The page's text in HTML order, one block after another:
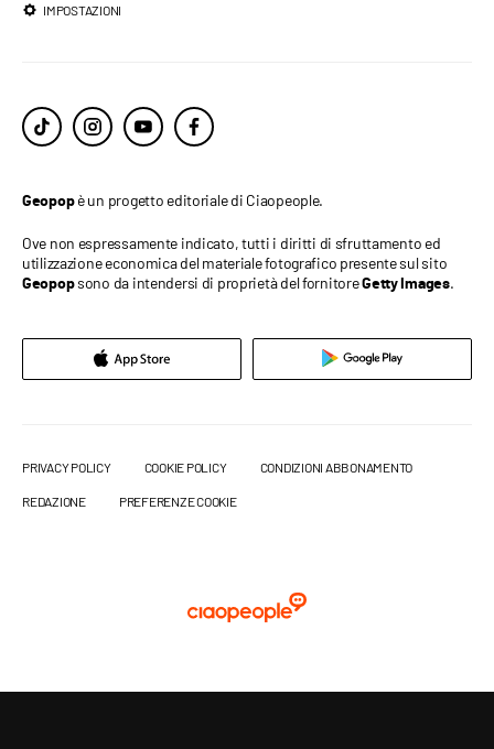
IMPOSTAZIONI
Geopopè un progetto editoriale di Ciaopeople.
Ove non espressamente indicato, tutti i diritti di sfruttamento ed
utilizzazione economica del materiale fotografico presente sul sito
Geopopsono da intendersi di proprietà del fornitoreGetty Images.
PRIVACY POLICY COOKIE POLICY CONDIZIONI ABBONAMENTO
REDAZIONE PREFERENZE COOKIE